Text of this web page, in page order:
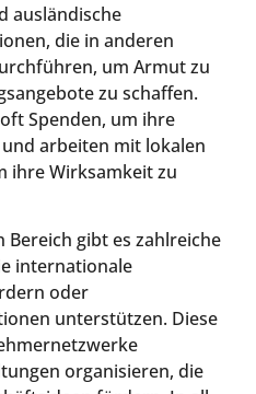
ausländische
die in anderen
um Armut zu
zu schaffen.
Spenden, um ihre
arbeiten mit lokalen
ihre Wirksamkeit zu
gibt es zahlreiche
internationale
oder
unterstützen. Diese
organisieren, die